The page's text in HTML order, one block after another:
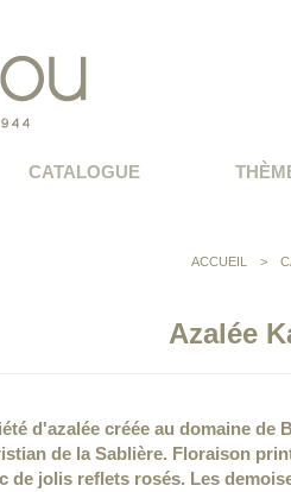
CATALOGUE
ACCUEIL >
Azalée
d'azalée créée au domaine de
de la Sablière. Floraison
de jolis reflets rosés. Les